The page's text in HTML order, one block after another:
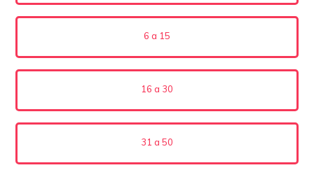
6 a 15
16 a 30
31 a 50